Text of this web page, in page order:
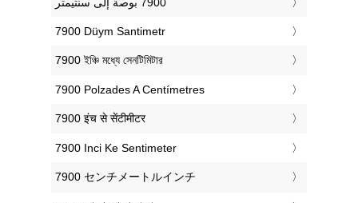
‎7900 Düym Santimetr
‎7900 ইঞ্চি মধ্যে সেনটিমিটার
‎7900 Polzades A Centímetres
‎7900 इंच से सेंटीमीटर
‎7900 Inci Ke Sentimeter
‎7900 センチメートルインチ